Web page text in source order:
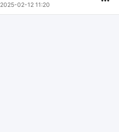
2025-02-12 11:20